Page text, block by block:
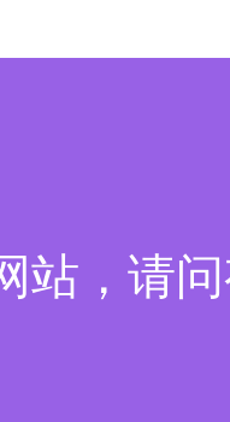
站，请